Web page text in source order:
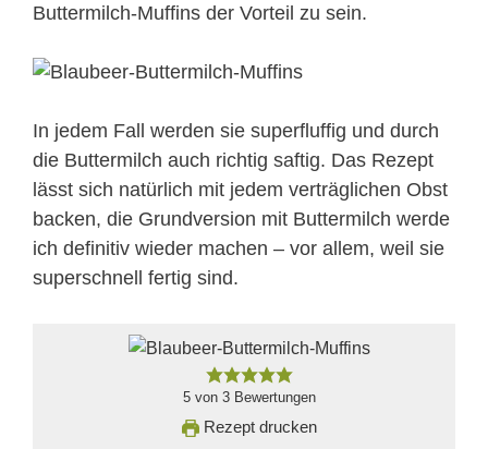
Buttermilch-Muffins der Vorteil zu sein.
In jedem Fall werden sie superfluffig und durch
die Buttermilch auch richtig saftig. Das Rezept
lässt sich natürlich mit jedem verträglichen Obst
backen, die Grundversion mit Buttermilch werde
ich definitiv wieder machen – vor allem, weil sie
superschnell fertig sind.
5 von 3 Bewertungen
Rezept drucken